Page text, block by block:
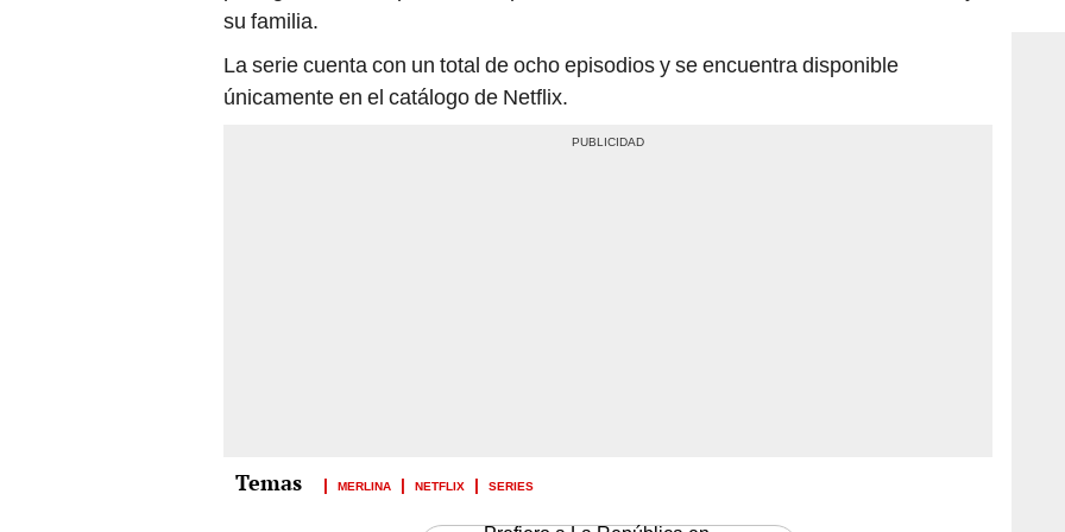
su familia.
La serie cuenta con un total de ocho episodios y se encuentra disponible
únicamente en el catálogo de Netflix.
MERLINA NETFLIX SERIES